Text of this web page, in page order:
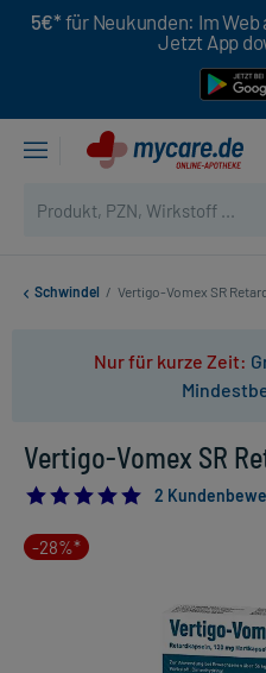
5€* für Neukunden: Im Web
Jetzt App
Schwindel / Vertigo-Vomex SR
Nur für kurze Zeit:
Vertigo-Vomex SR
5.0
2
-28%*